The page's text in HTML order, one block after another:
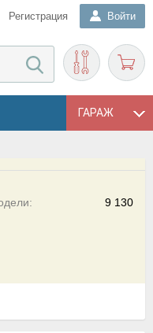
Регистрация Войти
ГАРАЖ
9 130